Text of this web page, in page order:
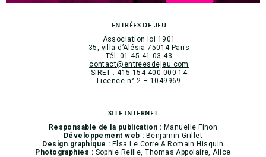
ENTRÉES DE JEU
Association loi 1901
35, villa d’Alésia 75014 Paris
Tél. 01 45 41 03 43
contact@entreesdejeu.com
SIRET : 415 154 400 000 14
Licence n° 2 – 1049969
SITE INTERNET
Responsable de la publication : Manuelle Finon
Développement web : Benjamin Grillet
Design graphique : Elsa Le Corre & Romain Hisquin
Photographies : Sophie Reille, Thomas Appolaire, Alice